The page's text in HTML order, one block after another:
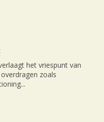
het vriespunt van
zoals